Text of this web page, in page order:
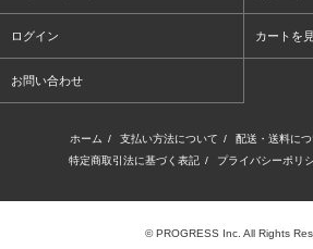
ログイン カートを
お問い合わせ
ホーム / 支払い方法について / 配送・送料につ
特定商取引法に基づく表記 / プライバシーポリ
© PROGRESS Inc. All Rights